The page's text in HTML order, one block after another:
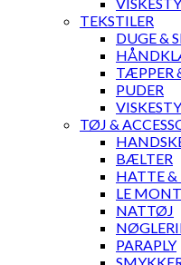
TEKSTILER
DUGE &
TÆPPER
PUDER
TØJ &
BÆLTER
HATTE &
LE
NATTØJ
PARAPLY